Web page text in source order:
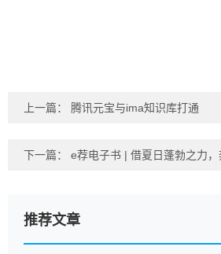
上一篇： 腾讯元宝与ima知识库打通
下一篇： e荐电子书 | 借夏日蓬勃之力
推荐文章